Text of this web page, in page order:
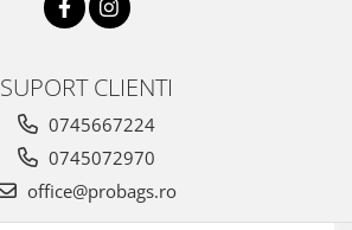
SUPORT CLIENTI
0745667224
0745072970
office@probags.ro